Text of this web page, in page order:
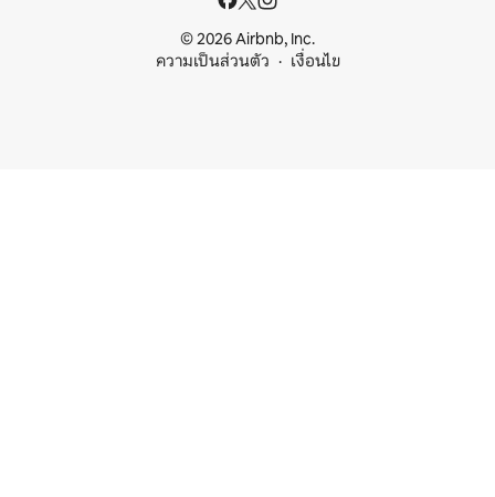
© 2026 Airbnb, Inc.
ความเป็นส่วนตัว
เงื่อนไข